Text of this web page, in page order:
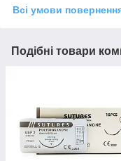
Всі умови
Подібні товари